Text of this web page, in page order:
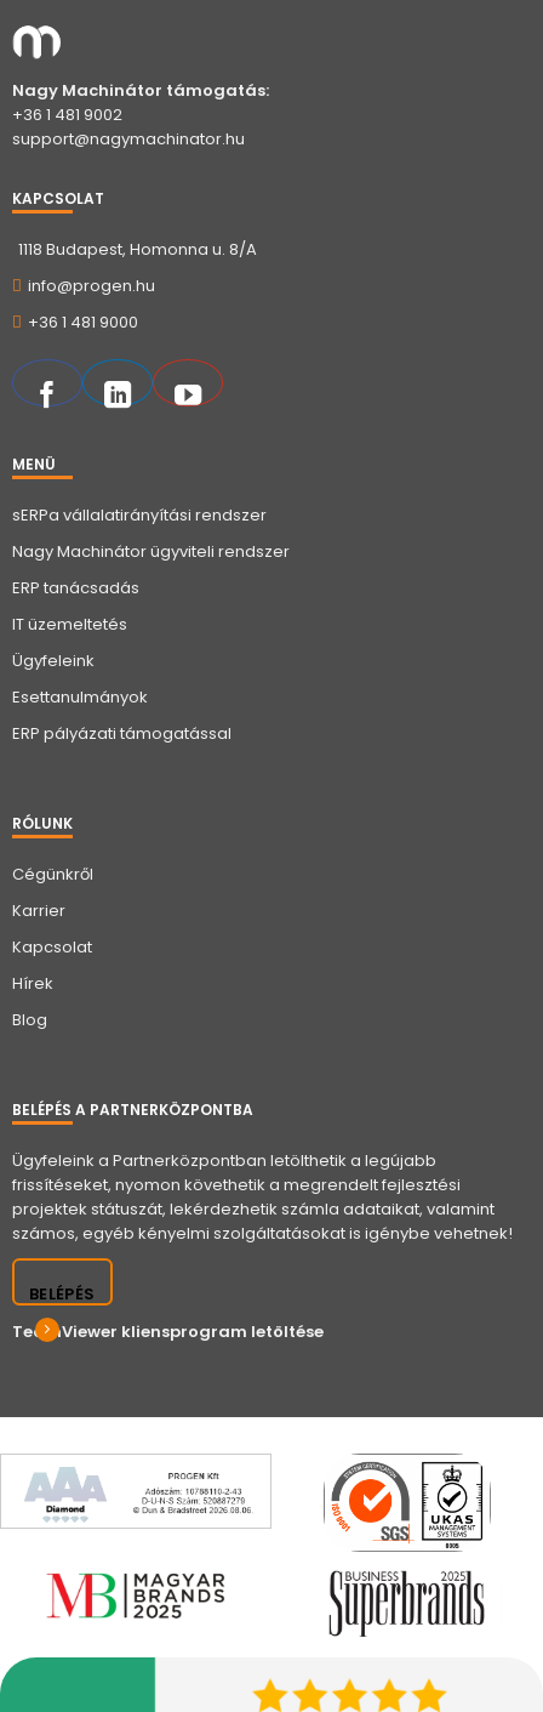
Nagy Machinátor támogatás:
+36 1 481 9002
support@nagymachinator.hu
KAPCSOLAT
1118 Budapest, Homonna u. 8/A
info@progen.hu
+36 1 481 9000
MENÜ
sERPa vállalatirányítási rendszer
Nagy Machinátor ügyviteli rendszer
ERP tanácsadás
IT üzemeltetés
Ügyfeleink
Esettanulmányok
ERP pályázati támogatással
RÓLUNK
Cégünkről
Karrier
Kapcsolat
Hírek
Blog
BELÉPÉS A PARTNERKÖZPONTBA
Ügyfeleink a Partnerközpontban letölthetik a legújabb
frissítéseket, nyomon követhetik a megrendelt fejlesztési
projektek státuszát, lekérdezhetik számla adataikat, valamint
számos, egyéb kényelmi szolgáltatásokat is igénybe vehetnek!
BELÉPÉS
TeamViewer kliensprogram letöltése